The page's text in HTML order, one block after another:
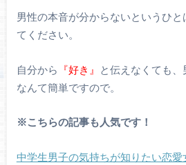
男性の本音が分からないというひ
てください。
自分から 『好き』
と伝えなくても
なんて簡単ですので。
※こちらの記事も人気です！
中学生男子の気持ちが知りたい恋